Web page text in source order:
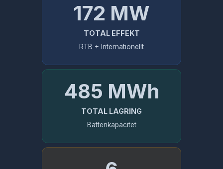
172 MW
TOTAL EFFEKT
RTB + Internationellt
485 MWh
TOTAL LAGRING
Batterikapacitet